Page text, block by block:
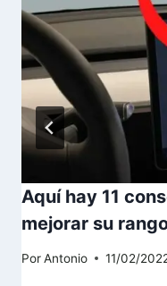
Aquí hay 11
mejorar su
PorAntonio 11/02/